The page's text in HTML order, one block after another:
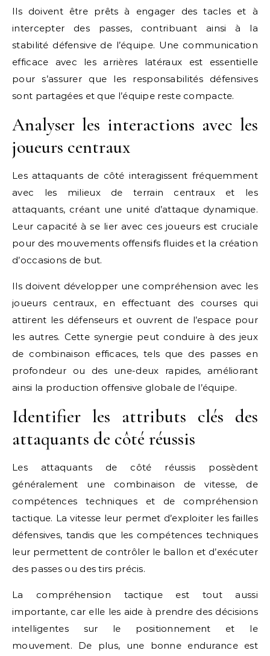
Ils doivent être prêts à engager des tacles et à
intercepter des passes, contribuant ainsi à la
stabilité défensive de l’équipe. Une communication
efficace avec les arrières latéraux est essentielle
pour s’assurer que les responsabilités défensives
sont partagées et que l’équipe reste compacte.
Analyser les interactions avec les
joueurs centraux
Les attaquants de côté interagissent fréquemment
avec les milieux de terrain centraux et les
attaquants, créant une unité d’attaque dynamique.
Leur capacité à se lier avec ces joueurs est cruciale
pour des mouvements offensifs fluides et la création
d’occasions de but.
Ils doivent développer une compréhension avec les
joueurs centraux, en effectuant des courses qui
attirent les défenseurs et ouvrent de l’espace pour
les autres. Cette synergie peut conduire à des jeux
de combinaison efficaces, tels que des passes en
profondeur ou des une-deux rapides, améliorant
ainsi la production offensive globale de l’équipe.
Identifier les attributs clés des
attaquants de côté réussis
Les attaquants de côté réussis possèdent
généralement une combinaison de vitesse, de
compétences techniques et de compréhension
tactique. La vitesse leur permet d’exploiter les failles
défensives, tandis que les compétences techniques
leur permettent de contrôler le ballon et d’exécuter
des passes ou des tirs précis.
La compréhension tactique est tout aussi
importante, car elle les aide à prendre des décisions
intelligentes sur le positionnement et le
mouvement. De plus, une bonne endurance est